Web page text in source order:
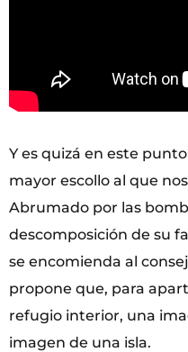
Y es quizá en este
mayor escollo al que
Abrumado por las
descomposición de su
se encomienda al
propone que, para
refugio interior, una
imagen de una isla.